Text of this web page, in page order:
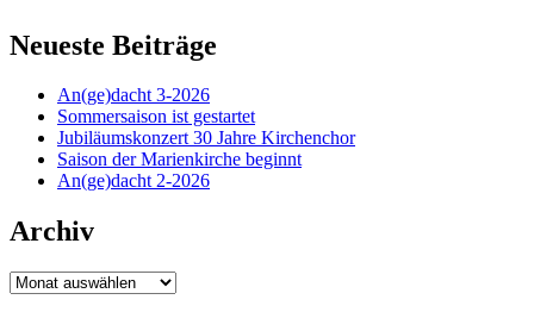
Neueste Beiträge
An(ge)dacht 3-2026
Sommersaison ist gestartet
Jubiläumskonzert 30 Jahre Kirchenchor
Saison der Marienkirche beginnt
An(ge)dacht 2-2026
Archiv
Archiv